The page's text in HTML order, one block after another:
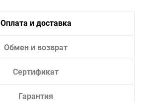
Оплата и доставка
Обмен и возврат
Сертификат
Гарантия